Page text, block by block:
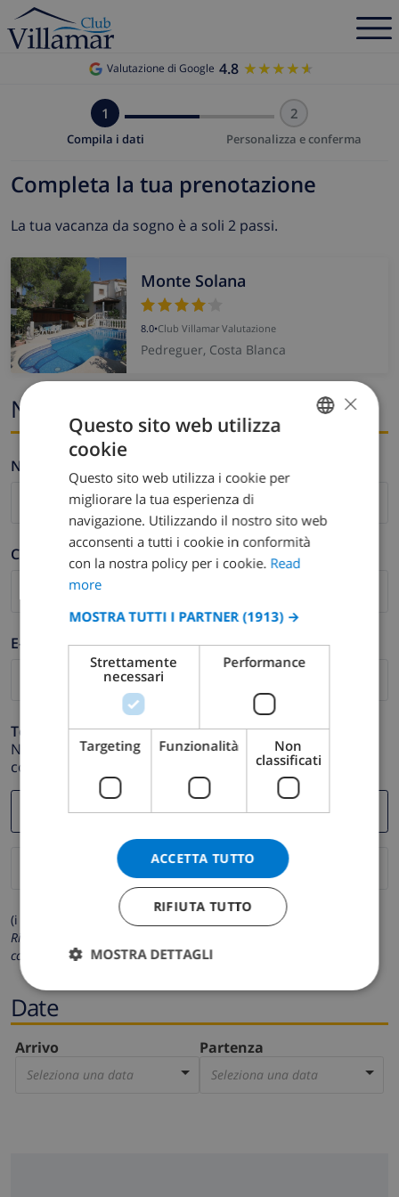
Valutazione di Google 4.8 ★★★★★
★★★★★
1
Compila i dati
2
Personalizza e conferma
Completa la tua prenotazione
La tua vacanza da sogno è a soli 2 passi.
Monte Solana
8.0•Club Villamar Valutazione
Pedreguer, Costa Blanca
Nome ed e-mail
Nome *
Cognome *
E-mail *
Telefono *
Nel caso in cui il tuo indirizzo email non funzioni
correttamente.
(i campi contrassegnati con * sono obbligatori)
Rispettiamo la tua privacy. I tuoi dati personali non saranno mai
condivisi con gli altri.
Date
Arrivo
Seleziona una data
Partenza
Seleziona una data
DUTCH
SPANISH
GERMAN
DANISH
NORWEGIAN
×
Questo sito web utilizza
cookie
Questo sito web utilizza i cookie per
migliorare la tua esperienza di
navigazione. Utilizzando il nostro sito web
acconsenti a tutti i cookie in conformità
con la nostra policy per i cookie. Read
more
MOSTRA TUTTI I PARTNER (1913) →
Strettamente
necessari
Performance
Targeting Funzionalità
Non
classificati
ACCETTA TUTTO
RIFIUTA TUTTO
MOSTRA DETTAGLI